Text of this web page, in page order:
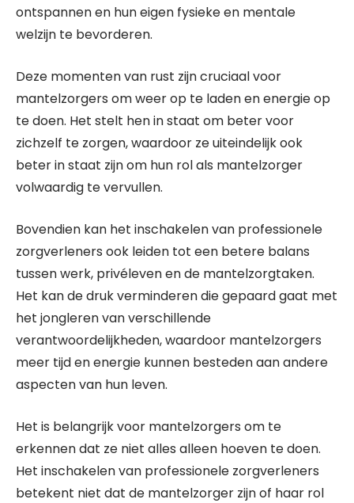
ontspannen en hun eigen fysieke en mentale
welzijn te bevorderen.
Deze momenten van rust zijn cruciaal voor
mantelzorgers om weer op te laden en energie op
te doen. Het stelt hen in staat om beter voor
zichzelf te zorgen, waardoor ze uiteindelijk ook
beter in staat zijn om hun rol als mantelzorger
volwaardig te vervullen.
Bovendien kan het inschakelen van professionele
zorgverleners ook leiden tot een betere balans
tussen werk, privéleven en de mantelzorgtaken.
Het kan de druk verminderen die gepaard gaat met
het jongleren van verschillende
verantwoordelijkheden, waardoor mantelzorgers
meer tijd en energie kunnen besteden aan andere
aspecten van hun leven.
Het is belangrijk voor mantelzorgers om te
erkennen dat ze niet alles alleen hoeven te doen.
Het inschakelen van professionele zorgverleners
betekent niet dat de mantelzorger zijn of haar rol